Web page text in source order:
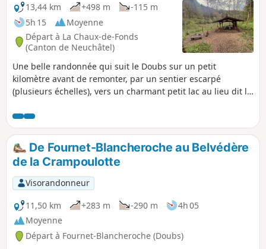
13,44 km
+498 m
-115 m
5h 15
Moyenne
Départ à La Chaux-de-Fonds
(Canton de Neuchâtel)
Une belle randonnée qui suit le Doubs sur un petit
kilomètre avant de remonter, par un sentier escarpé
(plusieurs échelles), vers un charmant petit lac au lieu dit le
Valanvron, en direction de La Chaux-de-Fonds. À part les
deux derniers kilomètres, la randonné s'effectue en zone
ombragée et peut donc convenir aux chaudes journées
d'été.De Fournet-Blancheroche au Belvédère
de la Crampoulotte
Visorandonneur
11,50 km
+283 m -290 m
4h 05
Moyenne
Départ à Fournet-Blancheroche (Doubs)